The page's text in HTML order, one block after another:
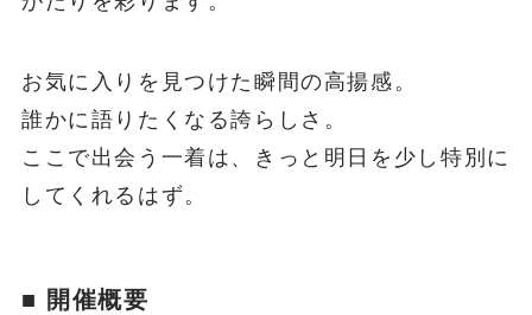
お気に入りを見つけた瞬間の高揚感。
誰かに語りたくなる誇らしさ。
ここで出会う一着は、きっと明日を少し特別に
してくれるはず。
■ 開催概要